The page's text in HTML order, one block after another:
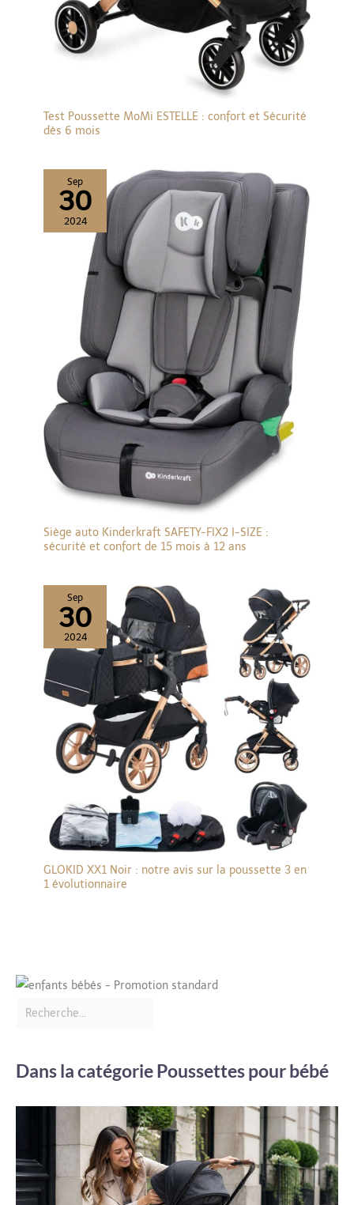
Test Poussette MoMi ESTELLE : confort et Sécurité
dès 6 mois
Sep
30
2024
Siège auto Kinderkraft SAFETY-FIX2 I-SIZE :
sécurité et confort de 15 mois à 12 ans
Sep
30
2024
GLOKID XX1 Noir : notre avis sur la poussette 3 en
1 évolutionnaire
Dans la catégorie Poussettes pour bébé